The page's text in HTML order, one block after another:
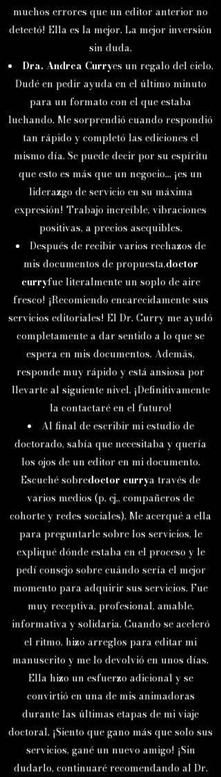
muchos errores que un editor anterior no
detectó! Ella es la mejor. La mejor inversión
sin duda.
Dra. Andrea Curryes un regalo del cielo.
Dudé en pedir ayuda en el último minuto
para un formato con el que estaba
luchando. Me sorprendió cuando respondió
tan rápido y completó las ediciones el
mismo día. Se puede decir por su espíritu
que esto es más que un negocio... ¡es un
liderazgo de servicio en su máxima
expresión! Trabajo increíble, vibraciones
positivas, a precios asequibles.
Después de recibir varios rechazos de
mis documentos de propuesta,doctor
curryfue literalmente un soplo de aire
fresco! ¡Recomiendo encarecidamente sus
servicios editoriales! El Dr. Curry me ayudó
completamente a dar sentido a lo que se
espera en mis documentos. Además,
responde muy rápido y está ansiosa por
llevarte al siguiente nivel. ¡Definitivamente
la contactaré en el futuro!
Al final de escribir mi estudio de
doctorado, sabía que necesitaba y quería
los ojos de un editor en mi documento.
Escuché sobredoctor currya través de
varios medios (p. ej., compañeros de
cohorte y redes sociales). Me acerqué a ella
para preguntarle sobre los servicios, le
expliqué dónde estaba en el proceso y le
pedí consejo sobre cuándo sería el mejor
momento para adquirir sus servicios. Fue
muy receptiva, profesional, amable,
informativa y solidaria. Cuando se aceleró
el ritmo, hizo arreglos para editar mi
manuscrito y me lo devolvió en unos días.
Ella hizo un esfuerzo adicional y se
convirtió en una de mis animadoras
durante las últimas etapas de mi viaje
doctoral. ¡Siento que gano más que solo sus
servicios, gané un nuevo amigo! ¡Sin
dudarlo, continuaré recomendando al Dr.